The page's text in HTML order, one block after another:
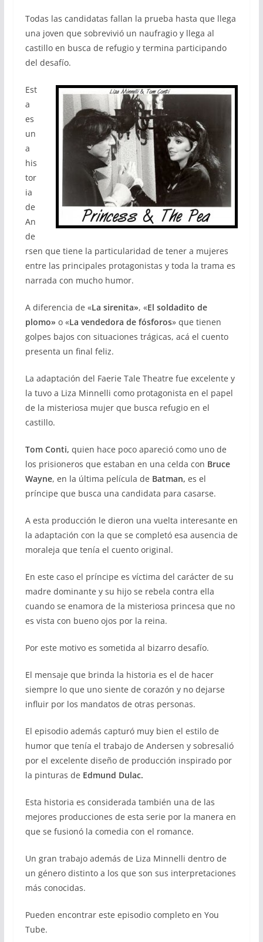
Todas las candidatas fallan la prueba hasta que llega
una joven que sobrevivió un naufragio y llega al
castillo en busca de refugio y termina participando
del desafío.
Est
a
es
un
a
his
tor
ia
de
An
de
rsen que tiene la particularidad de tener a mujeres
entre las principales protagonistas y toda la trama es
narrada con mucho humor.
A diferencia de «La sirenita», «El soldadito de
plomo» o «La vendedora de fósforos» que tienen
golpes bajos con situaciones trágicas, acá el cuento
presenta un final feliz.
La adaptación del Faerie Tale Theatre fue excelente y
la tuvo a Liza Minnelli como protagonista en el papel
de la misteriosa mujer que busca refugio en el
castillo.
Tom Conti, quien hace poco apareció como uno de
los prisioneros que estaban en una celda con Bruce
Wayne, en la última película de Batman, es el
príncipe que busca una candidata para casarse.
A esta producción le dieron una vuelta interesante en
la adaptación con la que se completó esa ausencia de
moraleja que tenía el cuento original.
En este caso el príncipe es víctima del carácter de su
madre dominante y su hijo se rebela contra ella
cuando se enamora de la misteriosa princesa que no
es vista con bueno ojos por la reina.
Por este motivo es sometida al bizarro desafío.
El mensaje que brinda la historia es el de hacer
siempre lo que uno siente de corazón y no dejarse
influir por los mandatos de otras personas.
El episodio además capturó muy bien el estilo de
humor que tenía el trabajo de Andersen y sobresalió
por el excelente diseño de producción inspirado por
la pinturas de Edmund Dulac.
Esta historia es considerada también una de las
mejores producciones de esta serie por la manera en
que se fusionó la comedia con el romance.
Un gran trabajo además de Liza Minnelli dentro de
un género distinto a los que son sus interpretaciones
más conocidas.
Pueden encontrar este episodio completo en You
Tube.